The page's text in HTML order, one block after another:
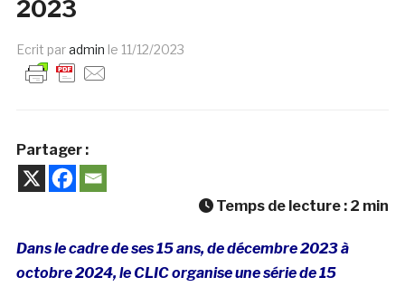
2023
Ecrit paradmin le 11/12/2023
Partager :
Temps de lecture : 2 min
Dans le cadre de ses 15 ans, de décembre 2023 à
octobre 2024, le CLIC organise une série de 15